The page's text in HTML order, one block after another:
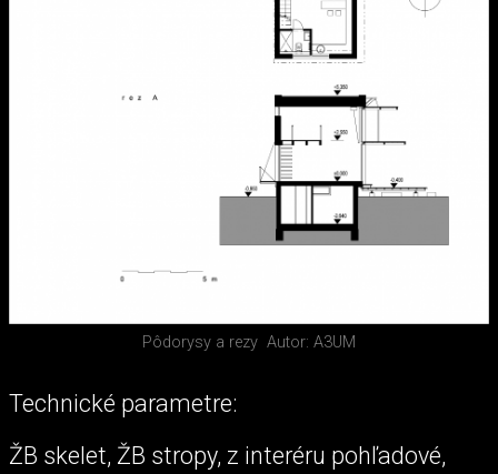
Pôdorysy a rezy Autor: A3UM
Technické parametre:
ŽB skelet, ŽB stropy, z interéru pohľadové,